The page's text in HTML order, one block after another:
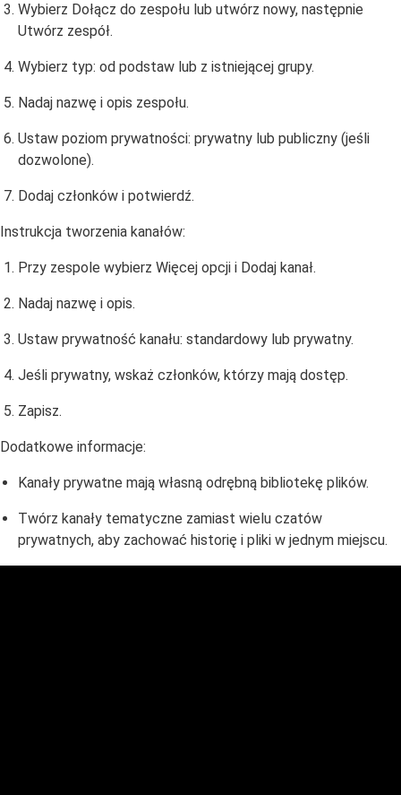
Wybierz Dołącz do zespołu lub utwórz nowy, następnie
Utwórz zespół.
Wybierz typ: od podstaw lub z istniejącej grupy.
Nadaj nazwę i opis zespołu.
Ustaw poziom prywatności: prywatny lub publiczny (jeśli
dozwolone).
Dodaj członków i potwierdź.
Instrukcja tworzenia kanałów:
Przy zespole wybierz Więcej opcji i Dodaj kanał.
Nadaj nazwę i opis.
Ustaw prywatność kanału: standardowy lub prywatny.
Jeśli prywatny, wskaż członków, którzy mają dostęp.
Zapisz.
Dodatkowe informacje:
Kanały prywatne mają własną odrębną bibliotekę plików.
Twórz kanały tematyczne zamiast wielu czatów
prywatnych, aby zachować historię i pliki w jednym miejscu.